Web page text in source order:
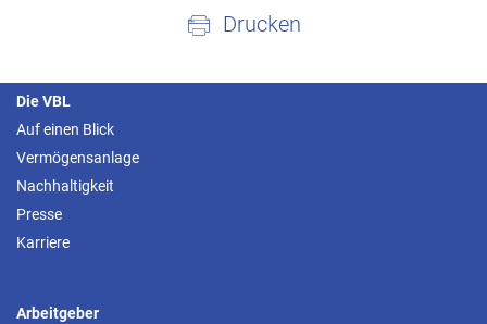
Drucken
Die VBL
Auf einen Blick
Vermögensanlage
Nachhaltigkeit
Presse
Karriere
Arbeitgeber